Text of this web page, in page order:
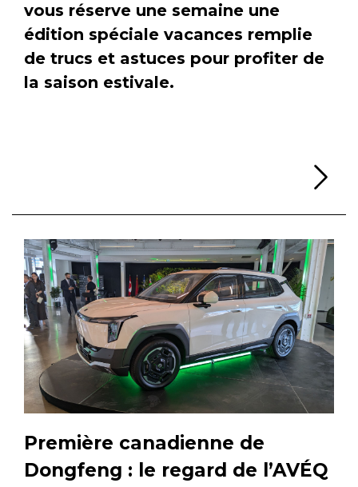
vous réserve une semaine une
édition spéciale vacances remplie
de trucs et astuces pour profiter de
la saison estivale.
Première canadienne de
Dongfeng : le regard de l’AVÉQ